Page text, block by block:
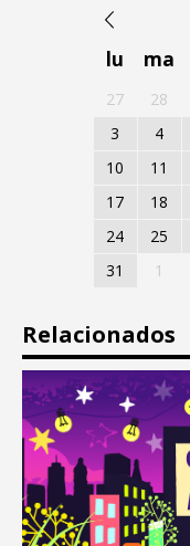
lu
ma
27 28
3
4
10
11
17
18
24
25
31
1
Relacionados